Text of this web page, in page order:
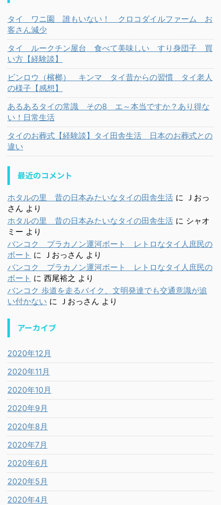
タイ ワニ園 誰もいない！ クロコダイルファーム お
客さん減少
タイ ルークチン屋台 食べて美味しい すり身団子 買
い方【経験談】
ビンロウ（檳榔） キンマ タイ昔からの習慣 タイ老人
の様子【感想】
あるあるタイの常識 その8 エ～本当ですか？あり得な
い！日常生活
タイのお葬式【経験談】タイ田舎生活 日本のお葬式との
違い
最近のコメント
ホタルの里 昔の日本みたいなタイの田舎生活 に Ｊおっ
さん より
ホタルの里 昔の日本みたいなタイの田舎生活 に シャオ
ミー より
バンコク プラカノン運河ボート レトロなタイ人庶民の
ボート に Ｊおっさん より
バンコク プラカノン運河ボート レトロなタイ人庶民の
ボート に 西尾裕之 より
バンコク 歩道を走るバイク、文明発達でも交通意識が追
い付かない に Ｊおっさん より
アーカイブ
2020年12月
2020年11月
2020年10月
2020年9月
2020年8月
2020年7月
2020年6月
2020年5月
2020年4月